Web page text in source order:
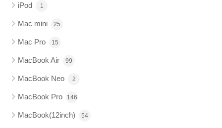
iPod 1
Mac mini 25
Mac Pro 15
MacBook Air 99
MacBook Neo 2
MacBook Pro 146
MacBook(12inch) 54